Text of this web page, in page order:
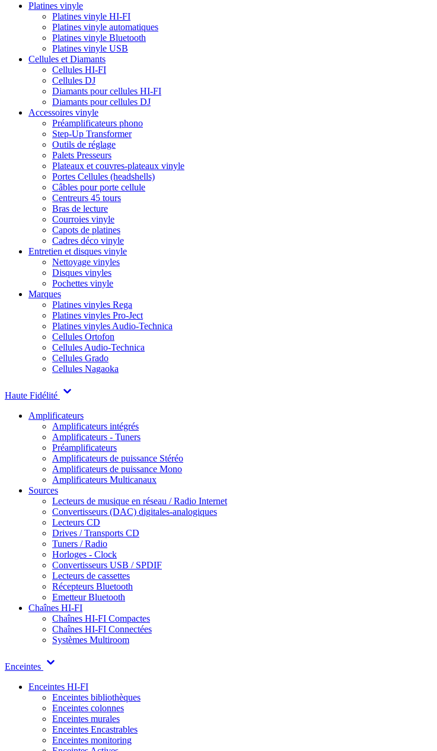
Platines vinyle
Platines vinyle HI-FI
Platines vinyle automatiques
Platines vinyle Bluetooth
Platines vinyle USB
Cellules et Diamants
Cellules HI-FI
Cellules DJ
Diamants pour cellules HI-FI
Diamants pour cellules DJ
Accessoires vinyle
Préamplificateurs phono
Step-Up Transformer
Outils de réglage
Palets Presseurs
Plateaux et couvres-plateaux vinyle
Portes Cellules (headshells)
Câbles pour porte cellule
Centreurs 45 tours
Bras de lecture
Courroies vinyle
Capots de platines
Cadres déco vinyle
Entretien et disques vinyle
Nettoyage vinyles
Disques vinyles
Pochettes vinyle
Marques
Platines vinyles Rega
Platines vinyles Pro-Ject
Platines vinyles Audio-Technica
Cellules Ortofon
Cellules Audio-Technica
Cellules Grado
Cellules Nagaoka
Haute Fidélité
Amplificateurs
Amplificateurs intégrés
Amplificateurs - Tuners
Préamplificateurs
Amplificateurs de puissance Stéréo
Amplificateurs de puissance Mono
Amplificateurs Multicanaux
Sources
Lecteurs de musique en réseau / Radio Internet
Convertisseurs (DAC) digitales-analogiques
Lecteurs CD
Drives / Transports CD
Tuners / Radio
Horloges - Clock
Convertisseurs USB / SPDIF
Lecteurs de cassettes
Récepteurs Bluetooth
Emetteur Bluetooth
Chaînes HI-FI
Chaînes HI-FI Compactes
Chaînes HI-FI Connectées
Systèmes Multiroom
Enceintes
Enceintes HI-FI
Enceintes bibliothèques
Enceintes colonnes
Enceintes murales
Enceintes Encastrables
Enceintes monitoring